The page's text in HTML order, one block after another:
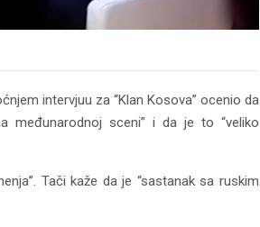
intervjuu za “Klan Kosova” ocenio da
međunarodnoj sceni” i da je to “veliko
Tači kaže da je “sastanak sa ruskim